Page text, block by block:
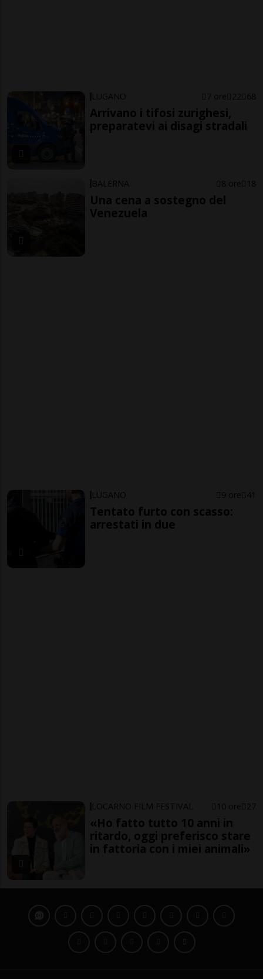
LUGANO 7 ore 22 68
Arrivano i tifosi zurighesi,
preparatevi ai disagi stradali
BALERNA 8 ore 18
Una cena a sostegno del
Venezuela
LUGANO 9 ore 41
Tentato furto con scasso:
arrestati in due
LOCARNO FILM FESTIVAL 10 ore 27
«Ho fatto tutto 10 anni in
ritardo, oggi preferisco stare
in fattoria con i miei animali»